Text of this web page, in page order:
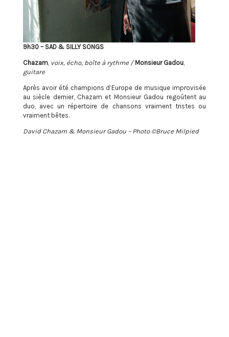
9h30 – SAD & SILLY SONGS
Chazam, voix, écho, boîte à rythme /Monsieur Gadou,
guitare
Après avoir été champions d’Europe de musique improvisée
au siècle dernier, Chazam et Monsieur Gadou regoûtent au
duo, avec un répertoire de chansons vraiment tristes ou
vraiment bêtes.
David Chazam & Monsieur Gadou – Photo ©Bruce Milpied